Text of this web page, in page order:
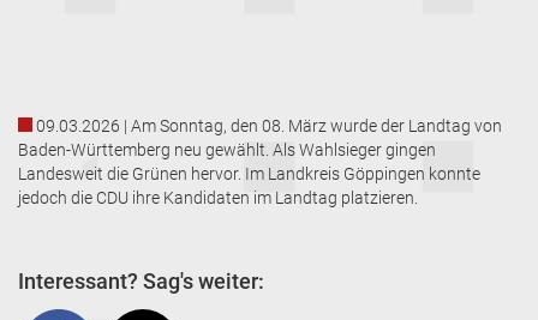
09.03.2026 | Am Sonntag, den 08. März wurde der Landtag von
Baden-Württemberg neu gewählt. Als Wahlsieger gingen
Landesweit die Grünen hervor. Im Landkreis Göppingen konnte
jedoch die CDU ihre Kandidaten im Landtag platzieren.
Interessant? Sag's weiter: